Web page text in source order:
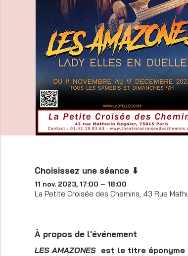
Choisissez une séance ⬇
11 nov. 2023, 17:00 – 18:00
La Petite Croisée des Chemins, 43 Rue
À propos de l'événement
LES AMAZONES est le titre éponyme